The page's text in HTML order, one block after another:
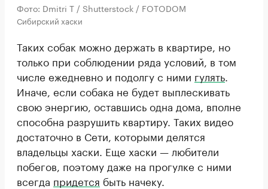
Фото: Dmitri T / Shutterstock / FOTODOM
Сибирский хаски
Таких собак можно держать в квартире, но
только при соблюдении ряда условий, в том
числе ежедневно и подолгу с ними гулять
Иначе, если собака не будет выплескивать
свою энергию, оставшись одна дома, вполне
способна разрушить квартиру. Таких видео
достаточно в Сети, которыми делятся
владельцы хаски. Еще хаски — любители
побегов, поэтому даже на прогулке с ними
всегда придется быть начеку.